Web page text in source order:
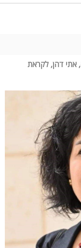
אתי דהן, לקראת